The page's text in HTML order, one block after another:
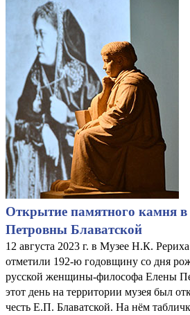
Открытие памятного камня в
Петровны Блаватской
12 августа 2023 г. в Музее Н.К.
отметили 192-ю годовщину со дня
русской женщины-философа Елены
этот день на территории музея был
честь Е.П. Блаватской. На нём